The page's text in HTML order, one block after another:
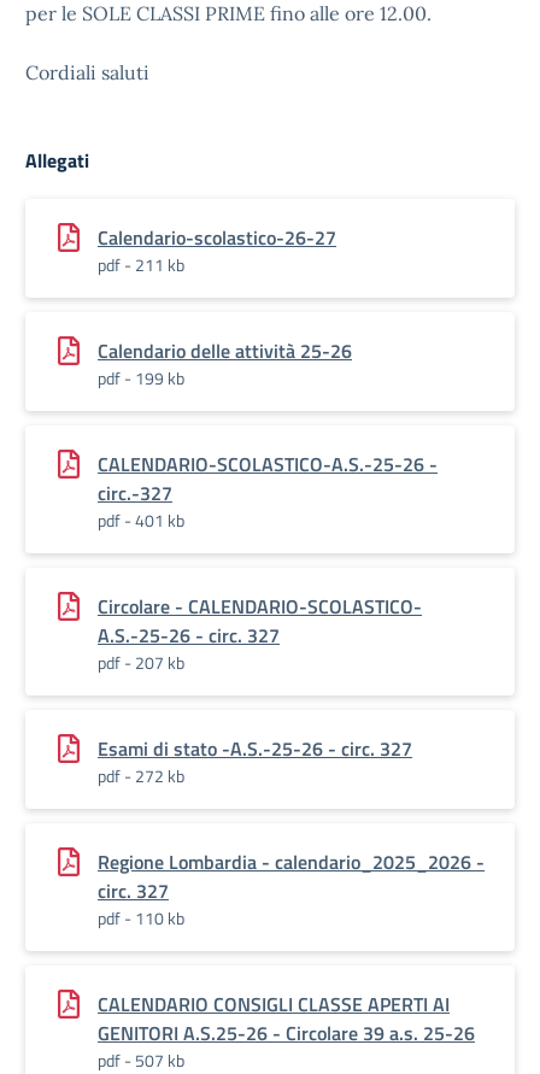
per le SOLE CLASSI PRIME fino alle ore 12.00.
Cordiali saluti
Allegati
Calendario-scolastico-26-27
pdf - 211 kb
Calendario delle attività 25-26
pdf - 199 kb
CALENDARIO-SCOLASTICO-A.S.-25-26 -
circ.-327
pdf - 401 kb
Circolare - CALENDARIO-SCOLASTICO-
A.S.-25-26 - circ. 327
pdf - 207 kb
Esami di stato -A.S.-25-26 - circ. 327
pdf - 272 kb
Regione Lombardia - calendario_2025_2026 -
circ. 327
pdf - 110 kb
CALENDARIO CONSIGLI CLASSE APERTI AI
GENITORI A.S.25-26 - Circolare 39 a.s. 25-26
pdf - 507 kb